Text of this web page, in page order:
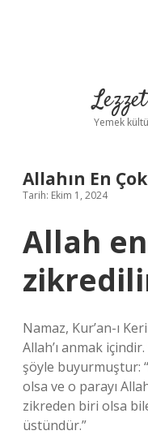
Yemek
Allahın En
Tarih: Ekim 1, 2024
Allah
Namaz, Kur’an-ı
Allah’ı anmak
şöyle buyurmuştur:
olsa ve o parayı
zikreden biri olsa
üstündür.”